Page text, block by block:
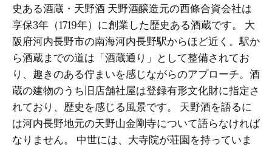
史ある酒蔵・天野酒 天野酒醸造元の西條合資会社は
享保3年（1719年）に創業した歴史ある酒蔵です。 大
阪府河内長野市の南海河内長野駅からほど近く。駅か
ら酒蔵までの道は「酒蔵通り」として整備されてお
り、趣きのある佇まいを感じながらのアプローチ。酒
蔵の建物のうち旧店舗社屋は登録有形文化財に指定さ
れており、歴史を感じる風景です。 天野酒を語るに
は河内長野地元の天野山金剛寺について語らなければ
なりません。 中世には、大寺院が荘園を持っていま